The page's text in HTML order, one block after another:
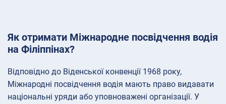
Як отримати Міжнародне посвідчення водія
на Філіппінах?
Відповідно до Віденської конвенції 1968 року,
Міжнародні посвідчення водія мають право видавати
національні уряди або уповноважені організації. У